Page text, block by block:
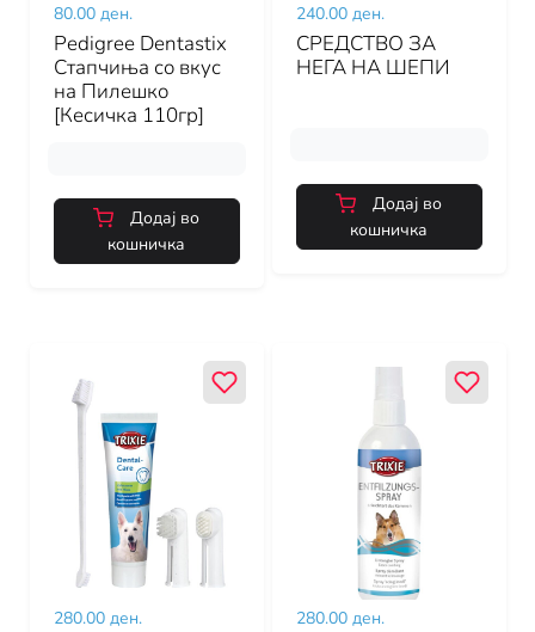
80.00 ден.
Pedigree Dentastix
Стапчиња со вкус
на Пилешко
[Кесичка 110гр]
Додај во
кошничка
240.00 ден.
СРЕДСТВО ЗА
НЕГА НА ШЕПИ
Додај во
кошничка
280.00 ден. 280.00 ден.